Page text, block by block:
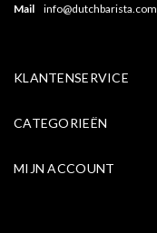
Mail info@dutchbarista.com
KLANTENSERVICE
CATEGORIEËN
MIJN ACCOUNT